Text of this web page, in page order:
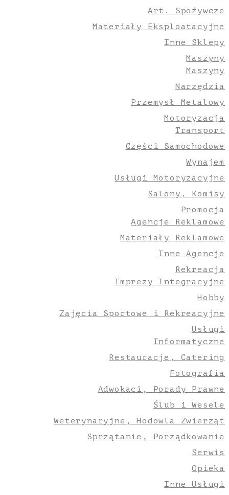
Art. Spożywcze
Materiały Eksploatacyjne
Inne Sklepy
Maszyny
Maszyny
Narzędzia
Przemysł Metalowy
Motoryzacja
Transport
Części Samochodowe
Wynajem
Usługi Motoryzacyjne
Salony, Komisy
Promocja
Agencje Reklamowe
Materiały Reklamowe
Inne Agencje
Rekreacja
Imprezy Integracyjne
Hobby
Zajęcia Sportowe i Rekreacyjne
Usługi
Informatyczne
Restauracje, Catering
Fotografia
Adwokaci, Porady Prawne
Ślub i Wesele
Weterynaryjne, Hodowla Zwierząt
Sprzątanie, Porządkowanie
Serwis
Opieka
Inne Usługi